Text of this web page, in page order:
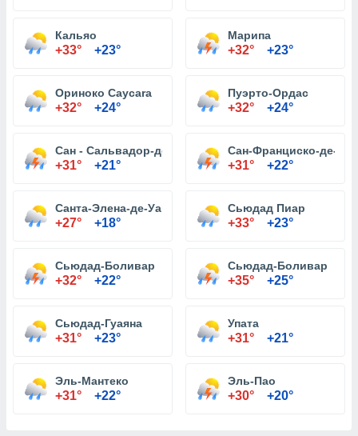
Кальяо
+33° +23°
Марипа
+32° +23°
Ориноко Caycara
+32° +24°
Пуэрто-Ордас
+32° +24°
Сан - Сальвадор-де-Поль
+31° +21°
Сан-Франциско-де-ла-
+31° +22°
Санта-Элена-де-Уайрен
+27° +18°
Сьюдад Пиар
+33° +23°
Сьюдад-Боливар
+32° +22°
Сьюдад-Боливар
+35° +25°
Сьюдад-Гуаяна
+31° +23°
Упата
+31° +21°
Эль-Мантеко
+31° +22°
Эль-Пао
+30° +20°